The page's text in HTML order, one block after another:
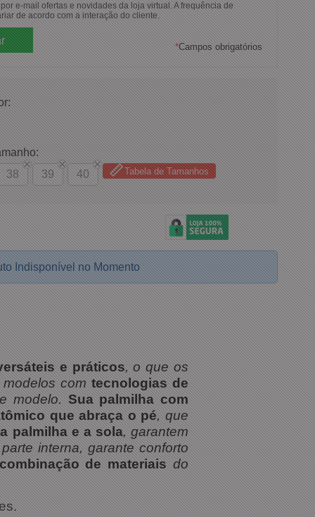
e-mail ofertas e novidades da loja virtual. A frequência de
de acordo com a interação do cliente.
*Campos obrigatórios
38 39 40 Tabela de Tamanhos
Indisponível no Momento
e práticos, o que os
modelos comtecnologias de
modelo.Sua palmilha com
que abraça o pé, que
palmilha e a sola, garantem
interna, garante conforto
de materiaisdo